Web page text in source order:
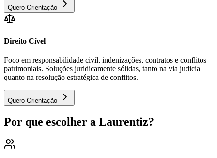
Quero Orientação
Direito Cível
Foco em responsabilidade civil, indenizações, contratos e conflitos
patrimoniais. Soluções juridicamente sólidas, tanto na via judicial
quanto na resolução estratégica de conflitos.
Quero Orientação
Por que escolher a Laurentiz?